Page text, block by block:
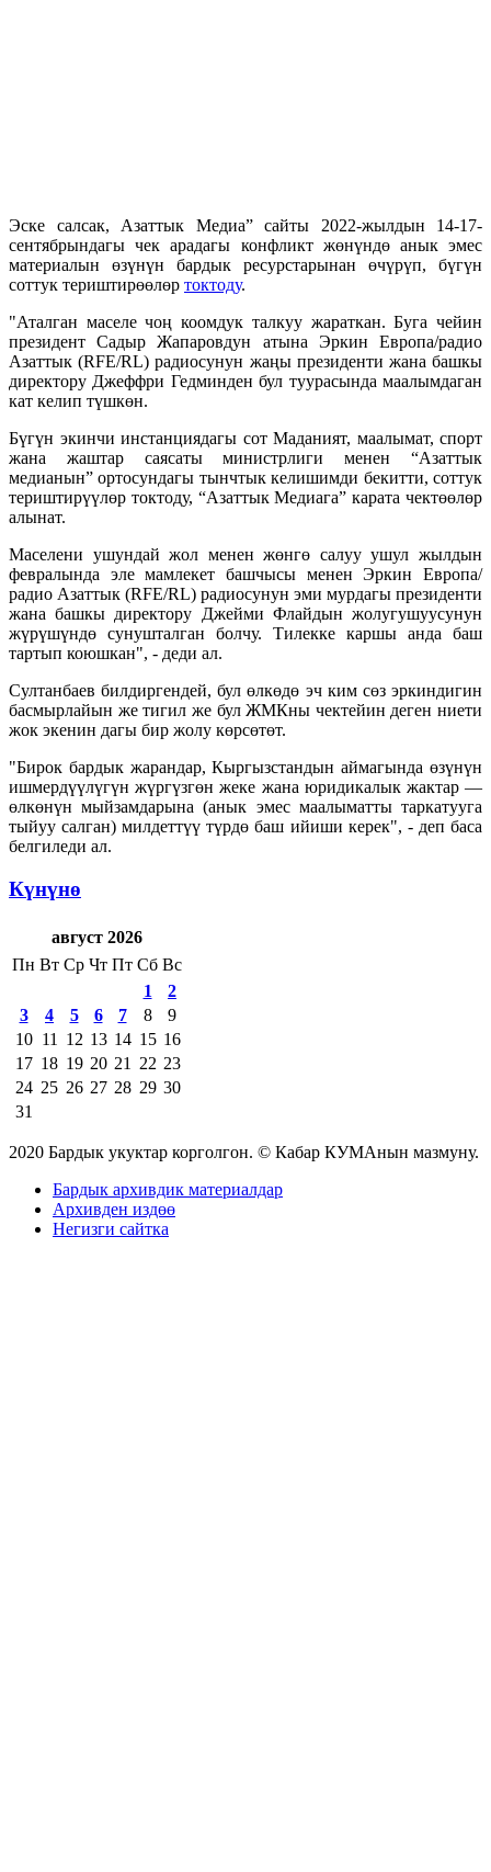
Эске салсак, Азаттык Медиа” сайты 2022-жылдын 14-17-
сентябрындагы чек арадагы конфликт жөнүндө анык эмес
материалын өзүнүн бардык ресурстарынан өчүрүп, бүгүн
соттук териштирөөлөр токтоду.
"Аталган маселе чоң коомдук талкуу жараткан. Буга чейин
президент Садыр Жапаровдун атына Эркин Европа/радио
Азаттык (RFE/RL) радиосунун жаңы президенти жана башкы
директору Джеффри Гедминден бул туурасында маалымдаган
кат келип түшкөн.
Бүгүн экинчи инстанциядагы сот Маданият, маалымат, спорт
жана жаштар саясаты министрлиги менен “Азаттык
медианын” ортосундагы тынчтык келишимди бекитти, соттук
териштирүүлөр токтоду, “Азаттык Медиага” карата чектөөлөр
алынат.
Маселени ушундай жол менен жөнгө салуу ушул жылдын
февралында эле мамлекет башчысы менен Эркин Европа/
радио Азаттык (RFE/RL) радиосунун эми мурдагы президенти
жана башкы директору Джейми Флайдын жолугушуусунун
жүрүшүндө сунушталган болчу. Тилекке каршы анда баш
тартып коюшкан", - деди ал.
Султанбаев билдиргендей, бул өлкөдө эч ким сөз эркиндигин
басмырлайын же тигил же бул ЖМКны чектейин деген ниети
жок экенин дагы бир жолу көрсөтөт.
"Бирок бардык жарандар, Кыргызстандын аймагында өзүнүн
ишмердүүлүгүн жүргүзгөн жеке жана юридикалык жактар —
өлкөнүн мыйзамдарына (анык эмес маалыматты таркатууга
тыйуу салган) милдеттүү түрдө баш ийиши керек", - деп баса
белгиледи ал.
Күнүнө
август 2026
Пн Вт Ср Чт Пт Сб Вс
1
2
3
4 5 6 7 8
9
10 11 12 13 14 15 16
17 18 19 20 21 22 23
24 25 26 27 28 29 30
31
2020 Бардык укуктар корголгон. © Кабар КУМАнын мазмуну.
Бардык архивдик материалдар
Архивден издөө
Негизги сайтка